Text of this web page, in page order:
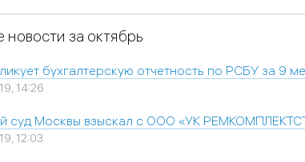
за октябрь
бухгалтерскую отчетность по РСБУ за 9
14:26
суд Москвы взыскал с ООО «УК
12:03